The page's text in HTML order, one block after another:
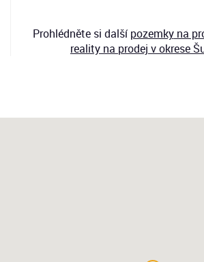
Prohlédněte si dalšípozemkyna
reality na prodej v okrese